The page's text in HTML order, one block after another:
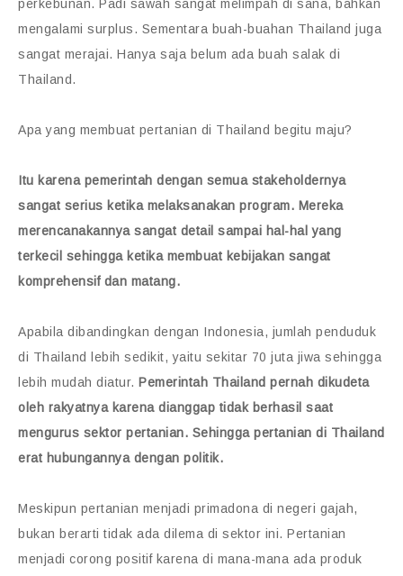
perkebunan. Padi sawah sangat melimpah di sana, bahkan
mengalami surplus. Sementara buah-buahan Thailand juga
sangat merajai. Hanya saja belum ada buah salak di
Thailand.
Apa yang membuat pertanian di Thailand begitu maju?
Itu karena pemerintah dengan semua stakeholdernya
sangat serius ketika melaksanakan program. Mereka
merencanakannya sangat detail sampai hal-hal yang
terkecil sehingga ketika membuat kebijakan sangat
komprehensif dan matang.
Apabila dibandingkan dengan Indonesia, jumlah penduduk
di Thailand lebih sedikit, yaitu sekitar 70 juta jiwa sehingga
lebih mudah diatur. Pemerintah Thailand pernah dikudeta
oleh rakyatnya karena dianggap tidak berhasil saat
mengurus sektor pertanian. Sehingga pertanian di Thailand
erat hubungannya dengan politik.
Meskipun pertanian menjadi primadona di negeri gajah,
bukan berarti tidak ada dilema di sektor ini. Pertanian
menjadi corong positif karena di mana-mana ada produk